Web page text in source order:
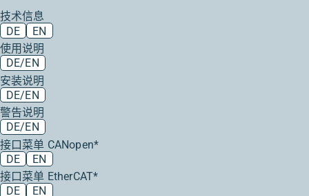
技术信息
DE
EN
使用说明
DE/EN
安装说明
DE/EN
警告说明
DE/EN
接口菜单 CANopen*
DE
EN
接口菜单 EtherCAT*
DE
EN